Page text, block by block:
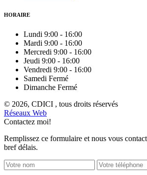
HORAIRE
Lundi 9:00 - 16:00
Mardi 9:00 - 16:00
Mercredi 9:00 - 16:00
Jeudi 9:00 - 16:00
Vendredi 9:00 - 16:00
Samedi Fermé
Dimanche Fermé
© 2026, CDICI , tous droits réservés
Réseaux Web
Contactez moi!
Remplissez ce formulaire et nous vous
bref délais.